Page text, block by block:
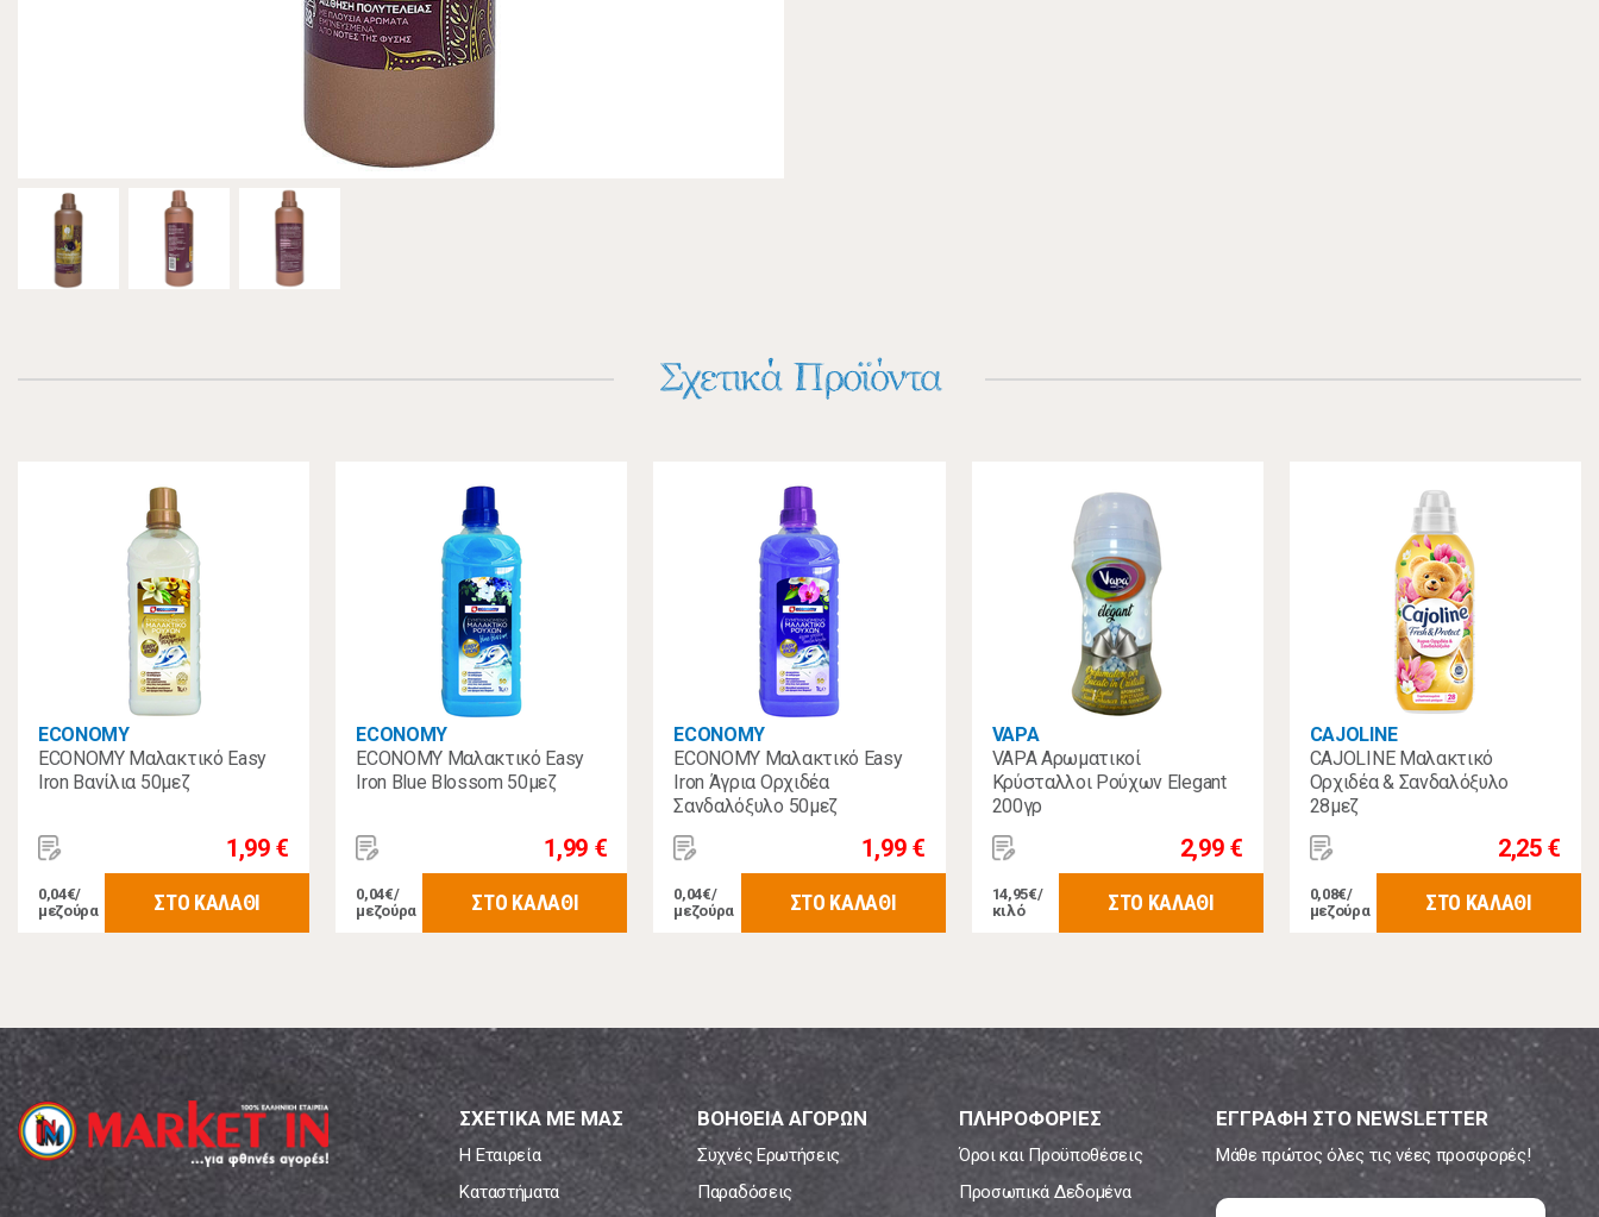
Σχετικά Προϊόντα
ECONOMY
ECONOMY Μαλακτικό Easy
Iron Βανίλια 50μεζ
1,99 €
0,04€/
μεζούρα
ΣΤΟ ΚΑΛΑΘΙ
ECONOMY
ECONOMY Μαλακτικό Easy
Iron Blue Blossom 50μεζ
1,99 €
0,04€/
μεζούρα
ΣΤΟ ΚΑΛΑΘΙ
ECONOMY
ECONOMY Μαλακτικό Easy
Iron Άγρια Ορχιδέα
Σανδαλόξυλο 50μεζ
1,99 €
0,04€/
μεζούρα
ΣΤΟ ΚΑΛΑΘΙ
VAPA
VAPA Αρωματικοί
Κρύσταλλοι Ρούχων Elegant
200γρ
2,99 €
14,95€/
κιλό
ΣΤΟ ΚΑΛΑΘΙ
CAJOLINE
CAJOLINE Μαλακτικό
Ορχιδέα & Σανδαλόξυλο
28μεζ
2,25 €
0,08€/
μεζούρα
ΣΤΟ ΚΑΛΑΘΙ
ΣΧΕΤΙΚΑ ΜΕ ΜΑΣ
Η Εταιρεία
Καταστήματα
ΒΟΗΘΕΙΑ ΑΓΟΡΩΝ
Συχνές Ερωτήσεις
Παραδόσεις
ΠΛΗΡΟΦΟΡΙΕΣ
Όροι και Προϋποθέσεις
Προσωπικά Δεδομένα
ΕΓΓΡΑΦΗ ΣΤΟ NEWSLETTER
Μάθε πρώτος όλες τις νέες προσφορές!